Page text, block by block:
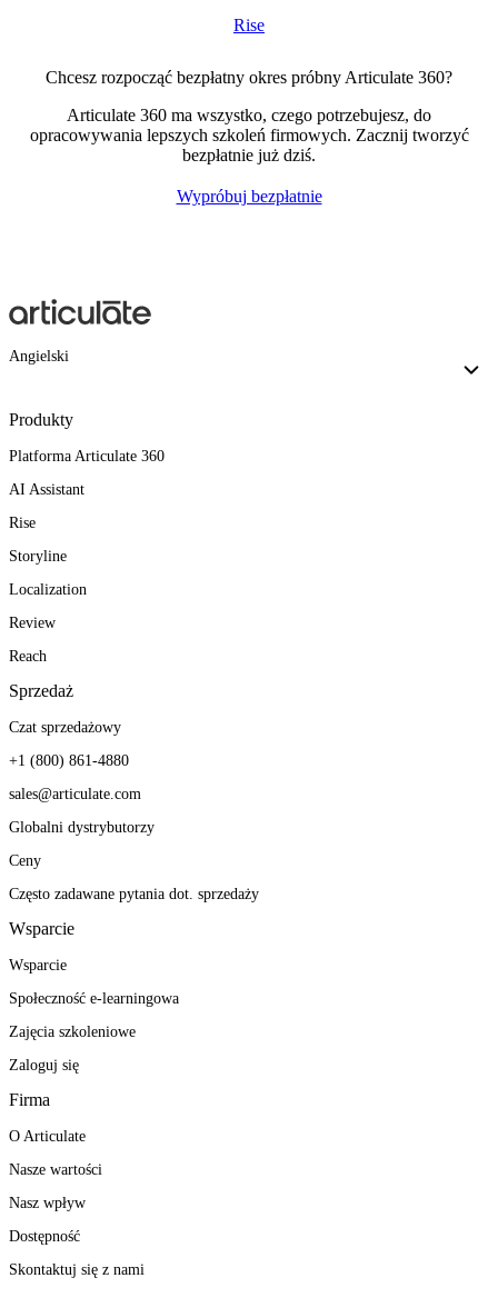
Rise
Chcesz rozpocząć bezpłatny okres próbny Articulate 360?
Articulate 360 ma wszystko, czego potrzebujesz, do
opracowywania lepszych szkoleń firmowych. Zacznij tworzyć
bezpłatnie już dziś.
Wypróbuj bezpłatnie
Angielski
Produkty
Platforma Articulate 360
AI Assistant
Rise
Storyline
Localization
Review
Reach
Sprzedaż
Czat sprzedażowy
+1 (800) 861-4880
sales@articulate.com
Globalni dystrybutorzy
Ceny
Często zadawane pytania dot. sprzedaży
Wsparcie
Wsparcie
Społeczność e-learningowa
Zajęcia szkoleniowe
Zaloguj się
Firma
O Articulate
Nasze wartości
Nasz wpływ
Dostępność
Skontaktuj się z nami